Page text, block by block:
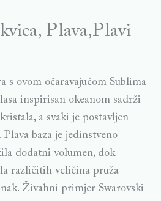
Plava,Plavi
s ovom očaravajućom Sublima
inspirisan okeanom sadrži
a svaki je postavljen
baza je jedinstveno
dodatni volumen, dok
različitih veličina pruža
Živahni primjer Swarovski